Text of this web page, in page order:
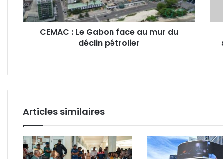
du
déclin
pétrolierCEMAC : Le Gabon face au mur du
déclin pétrolier
suite
Articles similaires